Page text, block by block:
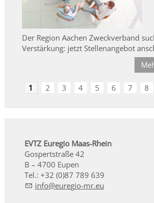
Der Region Aachen Zweckverband
Verstärkung: jetzt Stellenangebot
1 2 3 4 5 6 7 8
EVTZ Euregio Maas-Rhein
Gospertstraße 42
B – 4700 Eupen
Tel.: +32 (0)87 789 639
nf
r g -mr